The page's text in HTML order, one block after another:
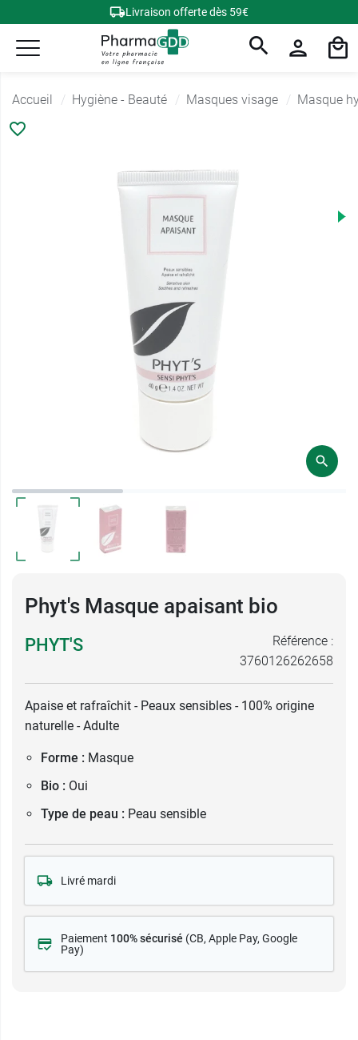
Livraison offerte dès 59€
Accueil Hygiène - Beauté Masques visage Masque
Phyt's Masque apaisant bio
PHYT'S
Référence :
3760126262658
Apaise et rafraîchit - Peaux sensibles - 100% origine
naturelle - Adulte
Forme : Masque
Bio : Oui
Type de peau : Peau sensible
Livré mardi
Paiement 100% sécurisé (CB, Apple Pay, Google
Pay)